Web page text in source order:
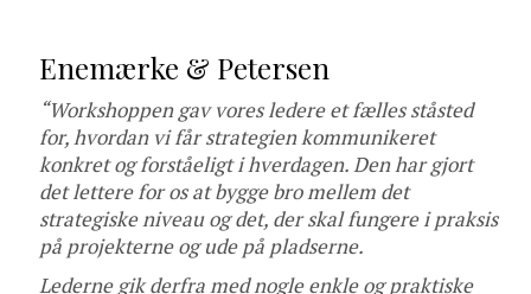
Enemærke & Petersen
“Workshoppen gav vores ledere et fælles ståsted
for, hvordan vi får strategien kommunikeret
konkret og forståeligt i hverdagen. Den har gjort
det lettere for os at bygge bro mellem det
strategiske niveau og det, der skal fungere i praksis
på projekterne og ude på pladserne.
Lederne gik derfra med nogle enkle og praktiske